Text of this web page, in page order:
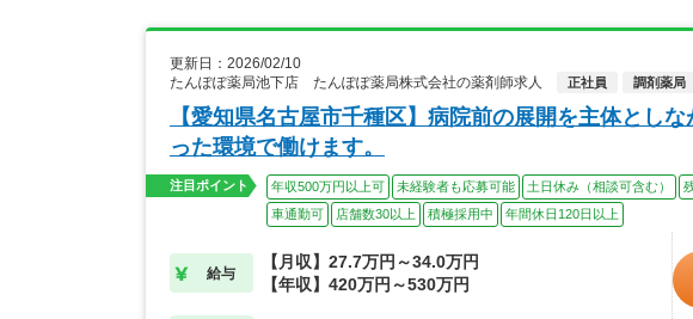
更新日：2026/02/10
たんぽぽ薬局池下店 たんぽぽ薬局株式会社の薬剤師求人
正社員 調剤薬局
【愛知県名古屋市千種区】病院前の展開を主体とし
った環境で働けます。
注目ポイント 年収500万円以上可 未経験者も応募可能 土日休み（相談可含む）
車通勤可
店舗数30以上 積極採用中 年間休日120日以上
給与
【月収】27.7万円～34.0万円
【年収】420万円～530万円